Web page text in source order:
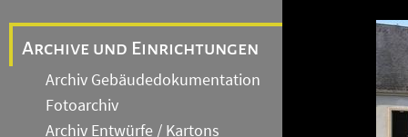
Archive und Einrichtungen
Archiv Gebäudedokumentation
Fotoarchiv
Archiv Entwürfe / Kartons